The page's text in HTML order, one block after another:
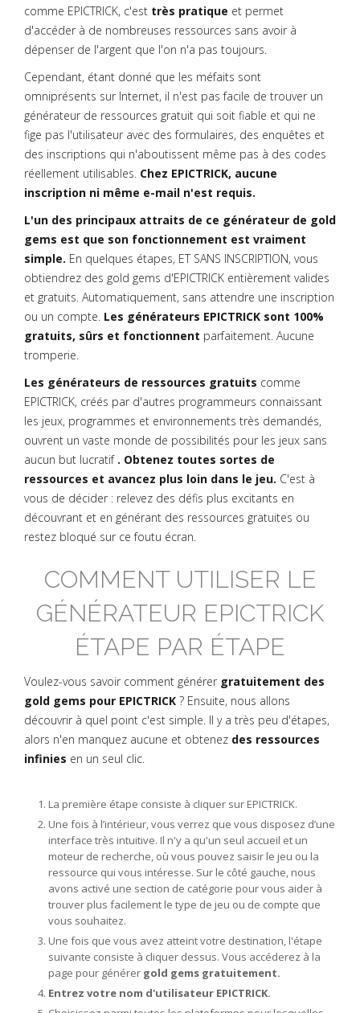
comme EPICTRICK, c'est très pratique et permet
d'accéder à de nombreuses ressources sans avoir à
dépenser de l'argent que l'on n'a pas toujours.
Cependant, étant donné que les méfaits sont
omniprésents sur Internet, il n'est pas facile de trouver un
générateur de ressources gratuit qui soit fiable et qui ne
fige pas l'utilisateur avec des formulaires, des enquêtes et
des inscriptions qui n'aboutissent même pas à des codes
réellement utilisables. Chez EPICTRICK, aucune
inscription ni même e-mail n'est requis.
L'un des principaux attraits de ce générateur de gold
gems est que son fonctionnement est vraiment
simple. En quelques étapes, ET SANS INSCRIPTION, vous
obtiendrez des gold gems d'EPICTRICK entièrement valides
et gratuits. Automatiquement, sans attendre une inscription
ou un compte. Les générateurs EPICTRICK sont 100%
gratuits, sûrs et fonctionnent parfaitement. Aucune
tromperie.
Les générateurs de ressources gratuits comme
EPICTRICK, créés par d'autres programmeurs connaissant
les jeux, programmes et environnements très demandés,
ouvrent un vaste monde de possibilités pour les jeux sans
aucun but lucratif . Obtenez toutes sortes de
ressources et avancez plus loin dans le jeu. C'est à
vous de décider : relevez des défis plus excitants en
découvrant et en générant des ressources gratuites ou
restez bloqué sur ce foutu écran.
COMMENT UTILISER LE
GÉNÉRATEUR EPICTRICK
ÉTAPE PAR ÉTAPE
Voulez-vous savoir comment générer gratuitement des
gold gems pour EPICTRICK ? Ensuite, nous allons
découvrir à quel point c'est simple. Il y a très peu d'étapes,
alors n'en manquez aucune et obtenez des ressources
infinies en un seul clic.
La première étape consiste à cliquer sur EPICTRICK.
Une fois à l’intérieur, vous verrez que vous disposez d’une
interface très intuitive. Il n'y a qu'un seul accueil et un
moteur de recherche, où vous pouvez saisir le jeu ou la
ressource qui vous intéresse. Sur le côté gauche, nous
avons activé une section de catégorie pour vous aider à
trouver plus facilement le type de jeu ou de compte que
vous souhaitez.
Une fois que vous avez atteint votre destination, l'étape
suivante consiste à cliquer dessus. Vous accéderez à la
page pour générer gold gems gratuitement.
Entrez votre nom d'utilisateur EPICTRICK.